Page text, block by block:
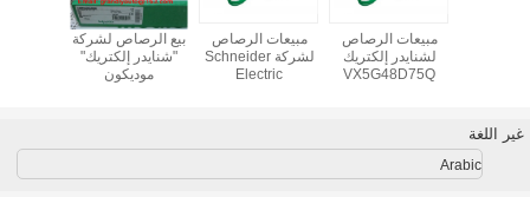
بيع الرصاص لشركة
"شنايدر إلكتريك"
موديكون
مبيعات الرصاص
لشركة Schneider
Electric
مبيعات الرصاص
لشنايدر إلكتريك
VX5G48D75Q
غير اللغة
Arabic